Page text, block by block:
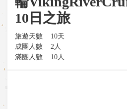
10日之旅
旅遊天數
10天
成團人數
2人
滿團人數
10人